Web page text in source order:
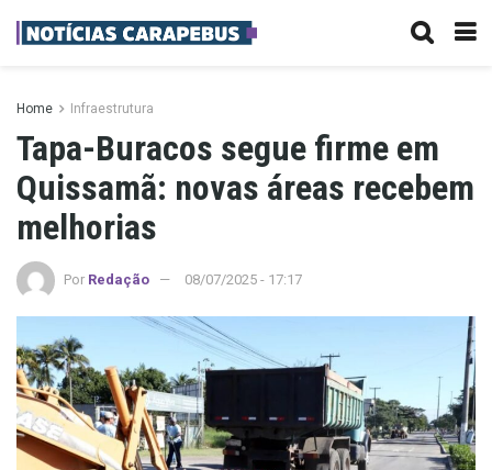
Home Infraestrutura
Tapa-Buracos segue firme em
Quissamã: novas áreas recebem
melhorias
Por Redação 08/07/2025 - 17:17